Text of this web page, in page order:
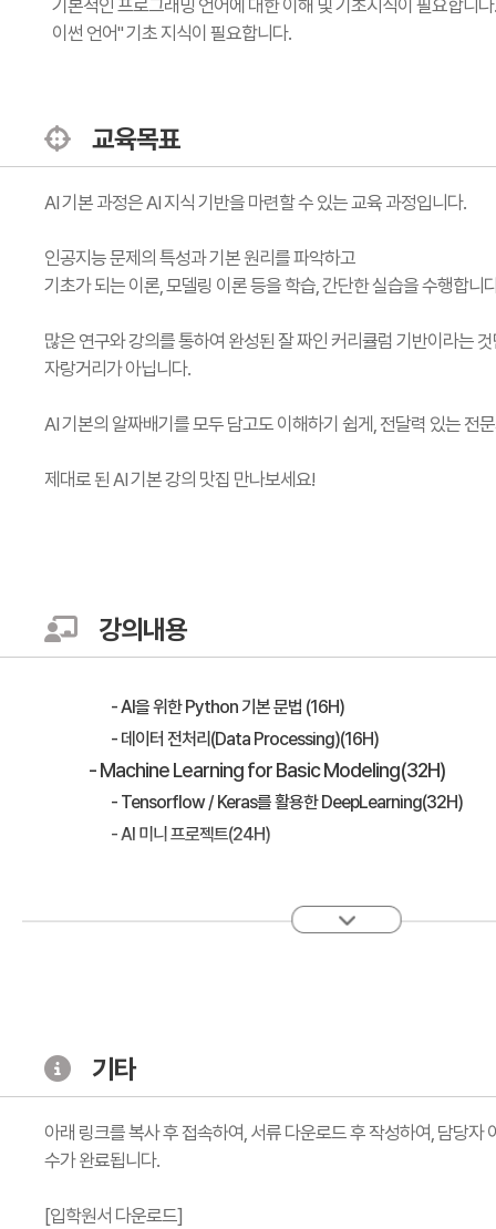
기본적인 프로그래밍 언어에 대한 이해 및 기초지식이 필요합니
이썬 언어" 기초 지식이 필요합니다.
교육목표
AI 기본 과정은 AI 지식 기반을 마련할 수 있는 교육 과정입니다.
인공지능 문제의 특성과 기본 원리를 파악하고
기초가 되는 이론, 모델링 이론 등을 학습, 간단한 실습을 수행합니
많은 연구와 강의를 통하여 완성된 잘 짜인 커리큘럼 기반이라는
자랑거리가 아닙니다.
AI 기본의 알짜배기를 모두 담고도 이해하기 쉽게, 전달력 있는 전
제대로 된 AI 기본 강의 맛집 만나보세요!
강의내용
- AI을 위한 Python 기본 문법 (16H)
- 데이터 전처리(Data Processing)(16H)
- Machine Learning for Basic Modeling(32H)
- Tensorflow / Keras를 활용한 DeepLearning(32H)
- AI 미니 프로젝트(24H)
기타
아래 링크를 복사 후 접속하여, 서류 다운로드 후 작성하여, 담당자
수가 완료됩니다.
[입학원서 다운로드]